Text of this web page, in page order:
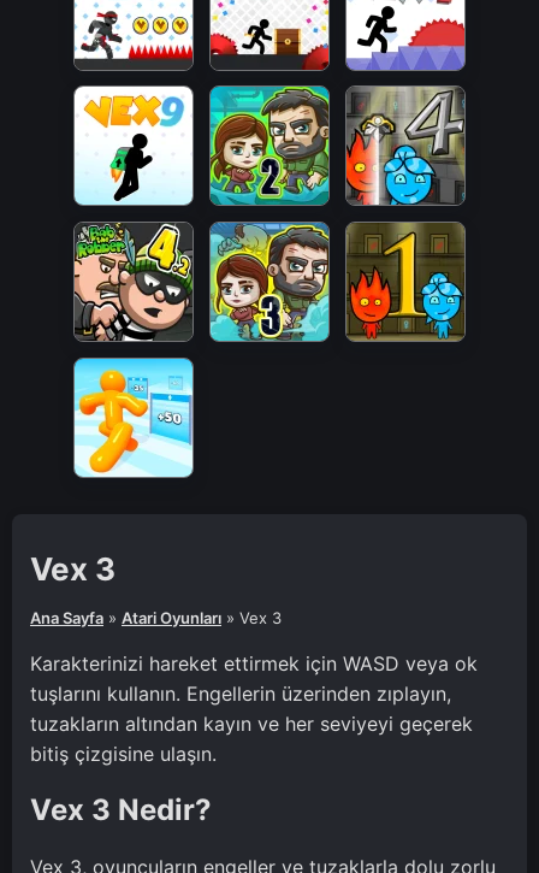
Vex 3
Ana Sayfa » Atari Oyunları » Vex 3
Karakterinizi hareket ettirmek için WASD veya ok
tuşlarını kullanın. Engellerin üzerinden zıplayın,
tuzakların altından kayın ve her seviyeyi geçerek
bitiş çizgisine ulaşın.
Vex 3 Nedir?
Vex 3, oyuncuların engeller ve tuzaklarla dolu zorlu